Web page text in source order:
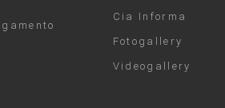
Cia Informa
Fotogallery
Videogallery